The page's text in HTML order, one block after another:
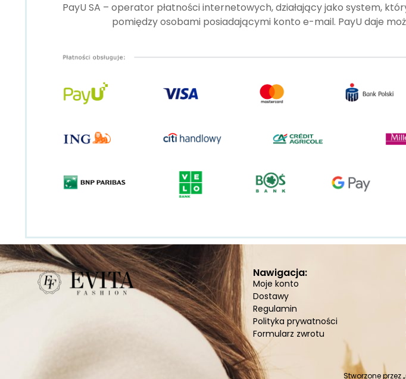
PayU SA – operator płatności internetowych, działający jako system,
pomiędzy osobami posiadającymi konto e-mail. PayU daje
Nawigacja:
Moje konto
Dostawy
Regulamin
Polityka prywatności
Formularz zwrotu
Stworzone przez